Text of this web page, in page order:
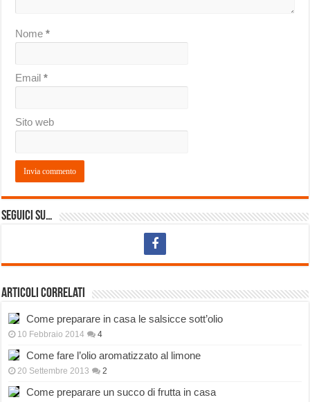
Nome*
Email*
Sito web
Seguici su…
Articoli correlati
Come preparare in casa le salsicce sott’olio
10 Febbraio 2014 4
Come fare l’olio aromatizzato al limone
20 Settembre 2013 2
Come preparare un succo di frutta in casa